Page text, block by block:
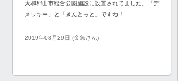
大和郡山市総合公園施設に設置されてました。「デ
メッキー」と「きんとっと」ですね！
2019年08月29日 (金魚さん)